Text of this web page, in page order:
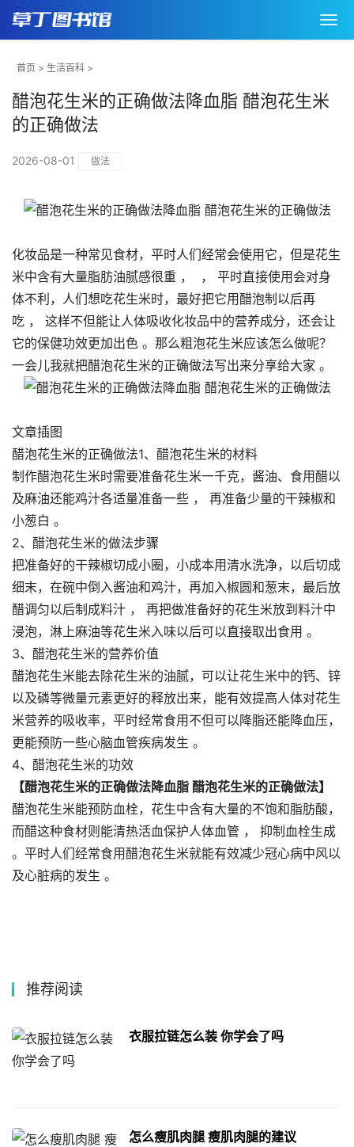
首页 > 生活百科 >
醋泡花生米的正确做法降血脂 醋泡花生米
的正确做法
2026-08-01 做法
化妆品是一种常见食材，平时人们经常会使用它，但是花生
米中含有大量脂肪油腻感很重 ， ， 平时直接使用会对身
体不利，人们想吃花生米时，最好把它用醋泡制以后再
吃 ， 这样不但能让人体吸收化妆品中的营养成分，还会让
它的保健功效更加出色 。那么粗泡花生米应该怎么做呢？
一会儿我就把醋泡花生米的正确做法写出来分享给大家 。
文章插图
醋泡花生米的正确做法1、醋泡花生米的材料
制作醋泡花生米时需要准备花生米一千克，酱油、食用醋以
及麻油还能鸡汁各适量准备一些 ， 再准备少量的干辣椒和
小葱白 。
2、醋泡花生米的做法步骤
把准备好的干辣椒切成小圈，小成本用清水洗净，以后切成
细末，在碗中倒入酱油和鸡汁，再加入椒圆和葱末，最后放
醋调匀以后制成料汁 ， 再把做准备好的花生米放到料汁中
浸泡，淋上麻油等花生米入味以后可以直接取出食用 。
3、醋泡花生米的营养价值
醋泡花生米能去除花生米的油腻，可以让花生米中的钙、锌
以及磷等微量元素更好的释放出来，能有效提高人体对花生
米营养的吸收率，平时经常食用不但可以降脂还能降血压，
更能预防一些心脑血管疾病发生 。
4、醋泡花生米的功效
【醋泡花生米的正确做法降血脂 醋泡花生米的正确做法】
醋泡花生米能预防血栓，花生中含有大量的不饱和脂肪酸，
而醋这种食材则能清热活血保护人体血管 ， 抑制血栓生成
。平时人们经常食用醋泡花生米就能有效减少冠心病中风以
及心脏病的发生 。
推荐阅读
衣服拉链怎么装 你学会了吗
怎么瘦肌肉腿 瘦肌肉腿的建议